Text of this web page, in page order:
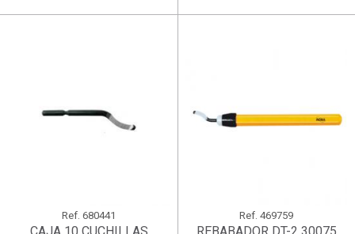
Ref. 680441 Ref. 469759